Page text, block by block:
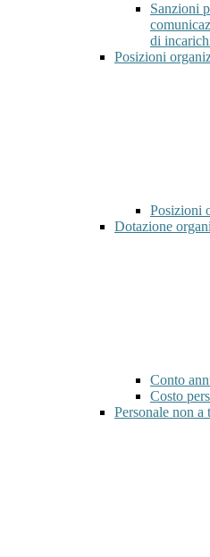
Sanzioni
di
Posizioni
Posizioni
Dotazione
Conto
Costo
Personale non a